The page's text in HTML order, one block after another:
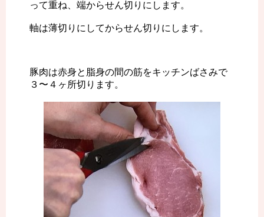
って重ね、端からせん切りにします。
軸は薄切りにしてからせん切りにします。
豚肉は赤身と脂身の間の筋をキッチンばさみで
３〜４ヶ所切ります。